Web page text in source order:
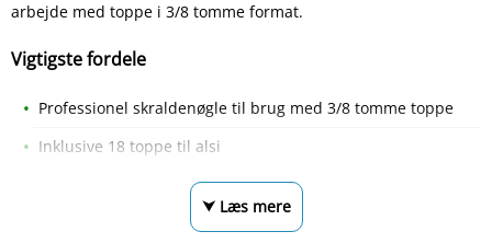
arbejde med toppe i 3/8 tomme format.
Vigtigste fordele
Professionel skraldenøgle til brug med 3/8 tomme toppe
Inklusive 18 toppe til alsi
⮟ Læs mere